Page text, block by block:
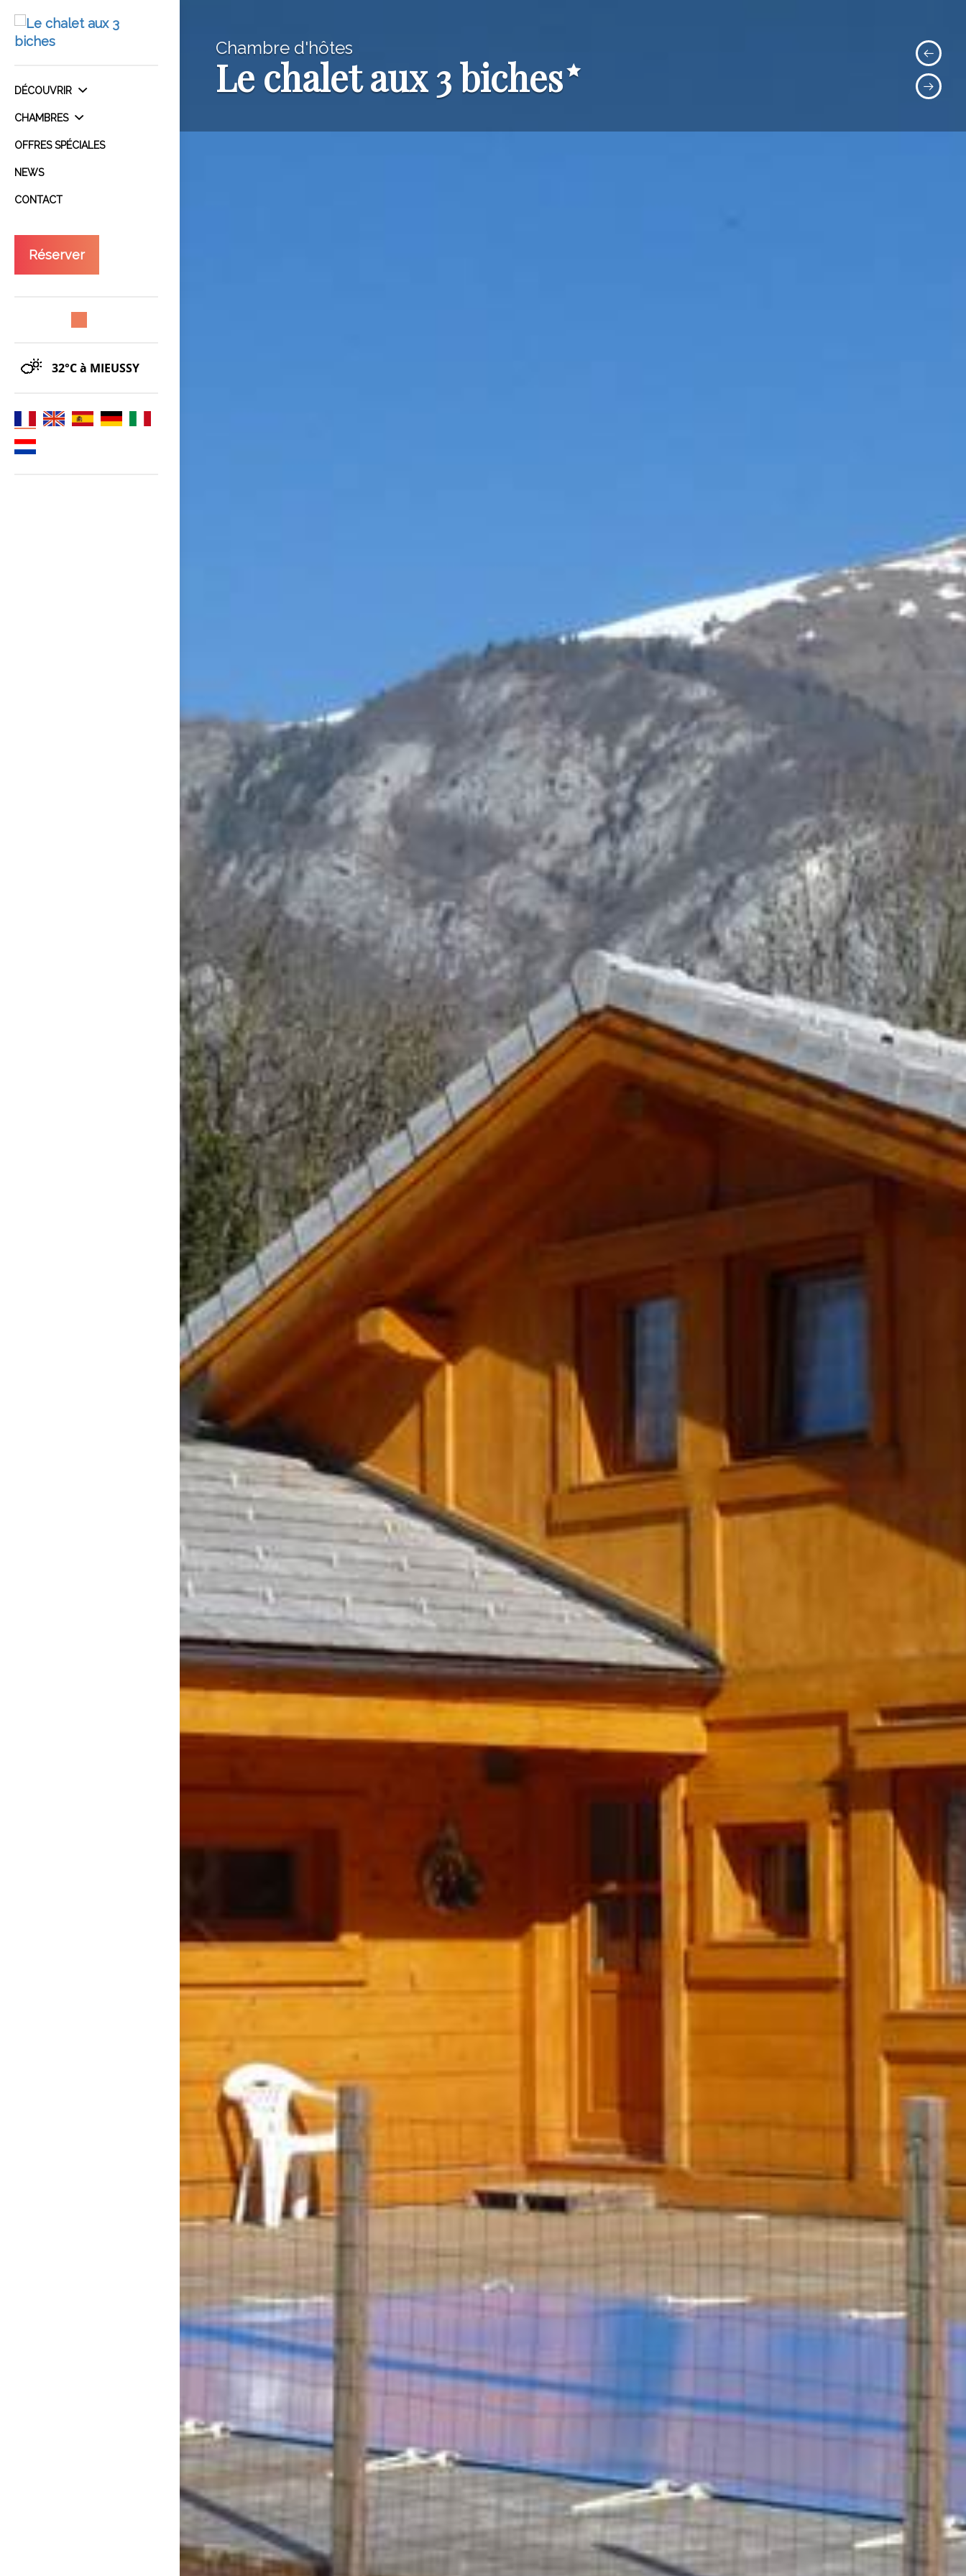
DÉCOUVRIR
CHAMBRES
OFFRES SPÉCIALES
NEWS
CONTACT
Réserver
32°Cà MIEUSSY
Chambre d'hôtes
Le chalet aux 3 biches